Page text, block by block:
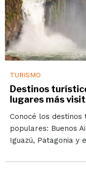
TURISMO
Destinos
lugares más
Conocé los destinos
populares: Buenos
Iguazú, Patagonia y